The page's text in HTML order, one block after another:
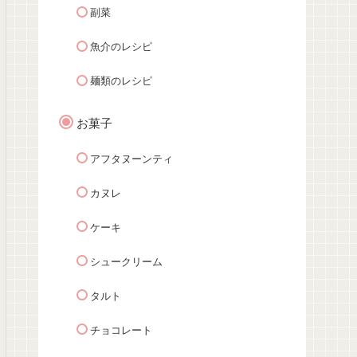
副菜
魚介のレシピ
麺類のレシピ
お菓子
アフタヌーンティ
カヌレ
ケーキ
シュークリーム
タルト
チョコレート